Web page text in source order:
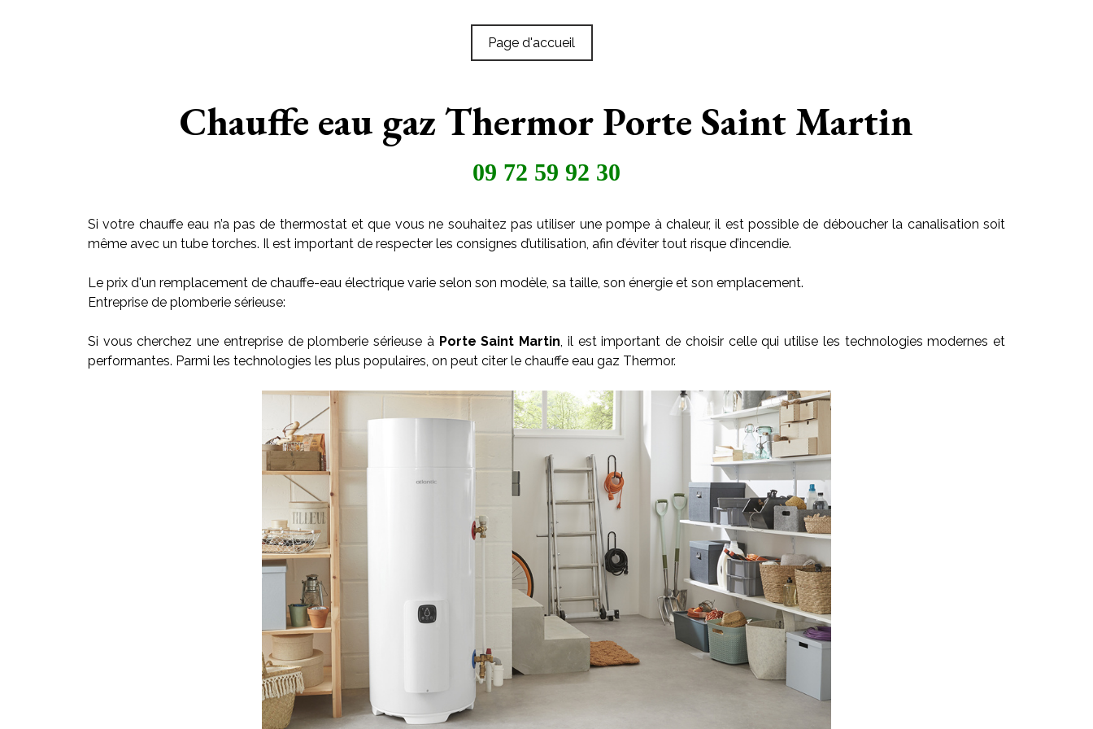
Page d'accueil
Chauffe eau gaz Thermor Porte Saint Martin
09 72 59 92 30
Si votre chauffe eau n’a pas de thermostat et que vous ne souhaitez pas utiliser une pompe à chaleur, il est possible de déboucher la canalisation soit
même avec un tube torches. Il est important de respecter les consignes d’utilisation, afin d’éviter tout risque d’incendie.
Le prix d'un remplacement de chauffe-eau électrique varie selon son modèle, sa taille, son énergie et son emplacement.
Entreprise de plomberie sérieuse:
Si vous cherchez une entreprise de plomberie sérieuse à Porte Saint Martin, il est important de choisir celle qui utilise les technologies modernes et
performantes. Parmi les technologies les plus populaires, on peut citer le chauffe eau gaz Thermor.